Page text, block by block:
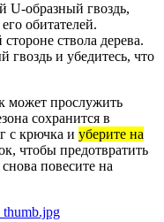
U-образный гвоздь,
обитателей.
ствола дерева.
гвоздь и убедитесь, что
может прослужить
сохранится в
с крючка и уберите на
чтобы предотвратить
повесите на